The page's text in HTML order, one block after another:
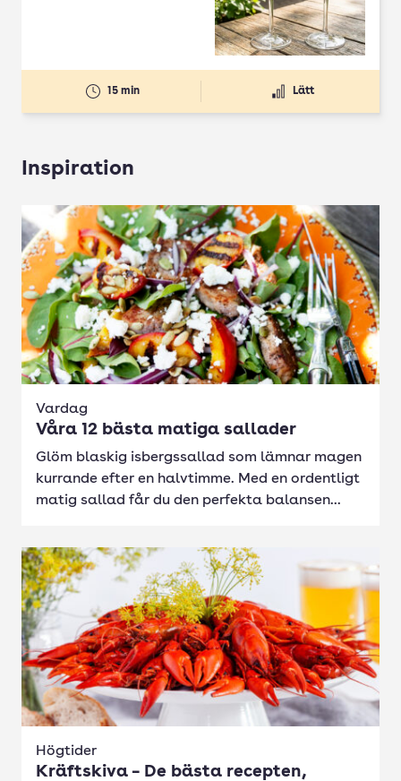
15 min Lätt
Inspiration
Vardag
Våra 12 bästa matiga sallader
Glöm blaskig isbergssallad som lämnar magen
kurrande efter en halvtimme. Med en ordentligt
matig sallad får du den perfekta balansen...
Högtider
Kräftskiva – De bästa recepten,